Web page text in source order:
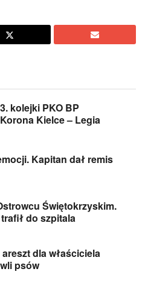
kolejki PKO BP
Kielce – Legia
Kapitan dał remis
Świętokrzyskim.
do szpitala
dla właściciela
psów